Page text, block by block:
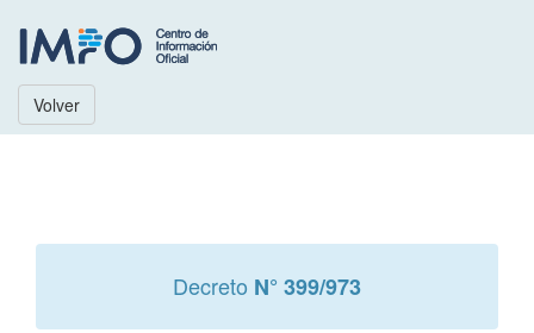
Volver
Decreto N° 399/973